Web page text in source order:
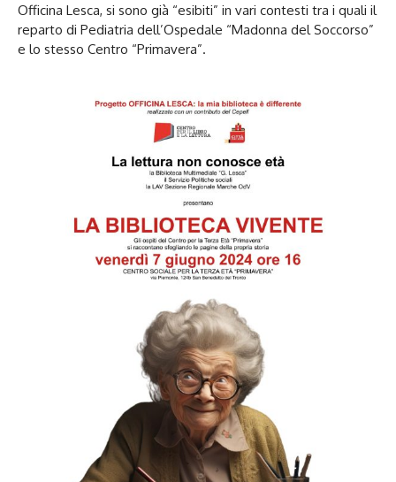
Officina Lesca, si sono già “esibiti” in vari contesti tra i quali il
reparto di Pediatria dell’Ospedale “Madonna del Soccorso”
e lo stesso Centro “Primavera”.